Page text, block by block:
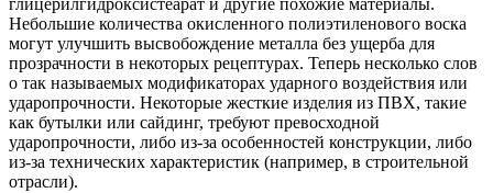
глицерилгидроксистеарат и другие похожие материалы.
Небольшие количества окисленного полиэтиленового воска
могут улучшить высвобождение металла без ущерба для
прозрачности в некоторых рецептурах. Теперь несколько слов
о так называемых модификаторах ударного воздействия или
ударопрочности. Некоторые жесткие изделия из ПВХ, такие
как бутылки или сайдинг, требуют превосходной
ударопрочности, либо из-за особенностей конструкции, либо
из-за технических характеристик (например, в строительной
отрасли).